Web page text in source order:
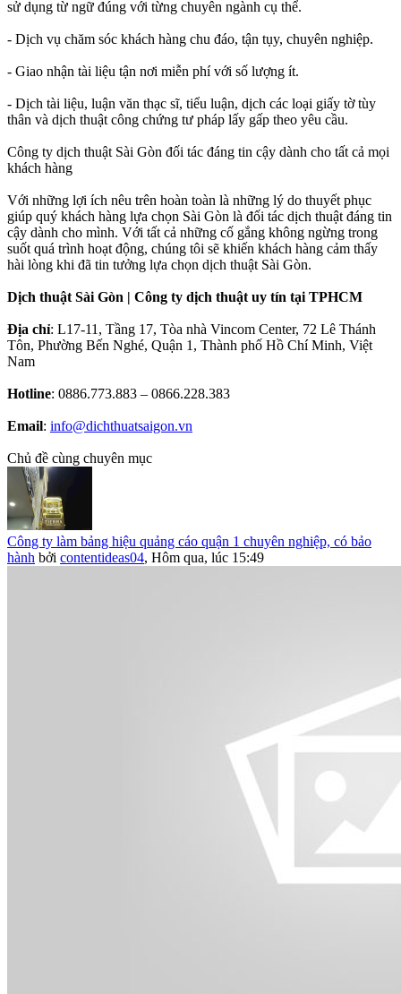
sử dụng từ ngữ đúng với từng chuyên ngành cụ thể.
- Dịch vụ chăm sóc khách hàng chu đáo, tận tụy, chuyên nghiệp.
- Giao nhận tài liệu tận nơi miễn phí với số lượng ít.
- Dịch tài liệu, luận văn thạc sĩ, tiểu luận, dịch các loại giấy tờ tùy
thân và dịch thuật công chứng tư pháp lấy gấp theo yêu cầu.
Công ty dịch thuật Sài Gòn đối tác đáng tin cậy dành cho tất cả mọi
khách hàng
Với những lợi ích nêu trên hoàn toàn là những lý do thuyết phục
giúp quý khách hàng lựa chọn Sài Gòn là đối tác dịch thuật đáng tin
cậy dành cho mình. Với tất cả những cố gắng không ngừng trong
suốt quá trình hoạt động, chúng tôi sẽ khiến khách hàng cảm thấy
hài lòng khi đã tin tưởng lựa chọn dịch thuật Sài Gòn.
Dịch thuật Sài Gòn | Công ty dịch thuật uy tín tại TPHCM
Địa chỉ: L17-11, Tầng 17, Tòa nhà Vincom Center, 72 Lê Thánh
Tôn, Phường Bến Nghé, Quận 1, Thành phố Hồ Chí Minh, Việt
Nam
Hotline: 0886.773.883 – 0866.228.383
Email: info@dichthuatsaigon.vn
Chủ đề cùng chuyên mục
Công ty làm bảng hiệu quảng cáo quận 1 chuyên nghiệp, có bảo
hành bởi contentideas04, Hôm qua, lúc 15:49